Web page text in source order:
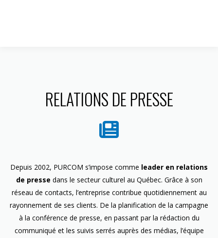
RELATIONS DE PRESSE
Depuis 2002, PURCOM s’impose comme leader en relations
de presse dans le secteur culturel au Québec. Grâce à son
réseau de contacts, l’entreprise contribue quotidiennement au
rayonnement de ses clients. De la planification de la campagne
à la conférence de presse, en passant par la rédaction du
communiqué et les suivis serrés auprès des médias, l’équipe